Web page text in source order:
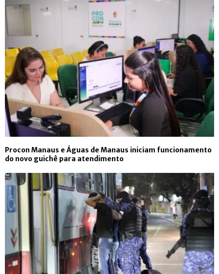
Procon Manaus e Águas de Manaus iniciam funcionamento
do novo guichê para atendimento